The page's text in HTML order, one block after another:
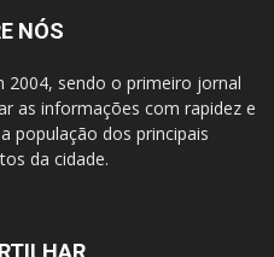
NÓS
2004, sendo o primeiro jornal
as informações com rapidez e
população dos principais
da cidade.